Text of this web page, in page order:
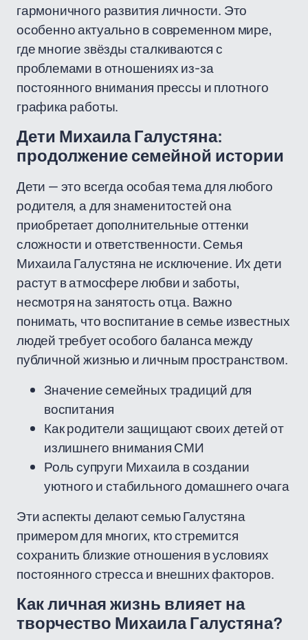
гармоничного развития личности. Это
особенно актуально в современном мире,
где многие звёзды сталкиваются с
проблемами в отношениях из-за
постоянного внимания прессы и плотного
графика работы.
Дети Михаила Галустяна:
продолжение семейной истории
Дети — это всегда особая тема для любого
родителя, а для знаменитостей она
приобретает дополнительные оттенки
сложности и ответственности. Семья
Михаила Галустяна не исключение. Их дети
растут в атмосфере любви и заботы,
несмотря на занятость отца. Важно
понимать, что воспитание в семье известных
людей требует особого баланса между
публичной жизнью и личным пространством.
Значение семейных традиций для
воспитания
Как родители защищают своих детей от
излишнего внимания СМИ
Роль супруги Михаила в создании
уютного и стабильного домашнего очага
Эти аспекты делают семью Галустяна
примером для многих, кто стремится
сохранить близкие отношения в условиях
постоянного стресса и внешних факторов.
Как личная жизнь влияет на
творчество Михаила Галустяна?